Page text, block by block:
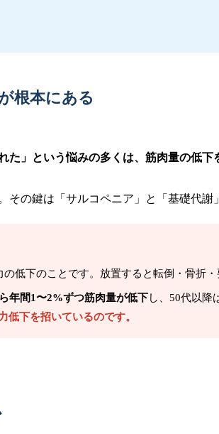
根本にある
」という悩みの多くは、筋肉量の低下
の鍵は「サルコペニア」と「基礎代謝
低下のことです。放置すると転倒・骨折
年間1〜2%ずつ筋肉量が低下し、50代以降
下を招いているのです。